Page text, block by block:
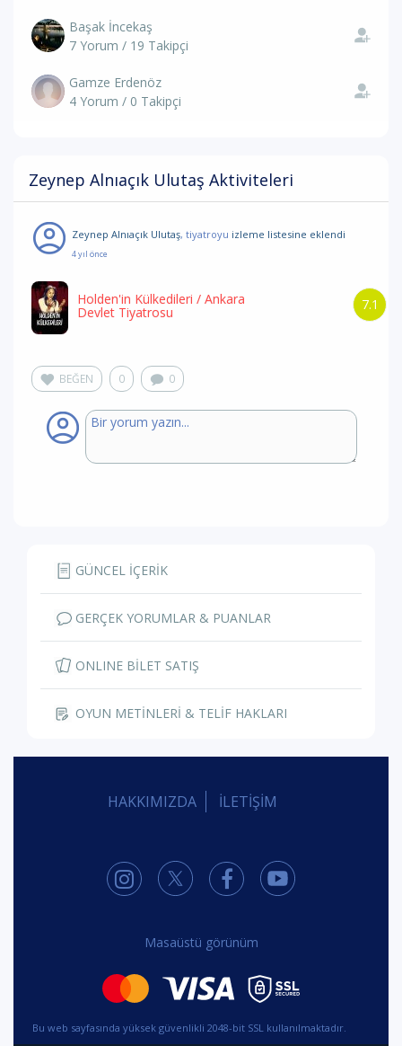
Başak İncekaş
7 Yorum / 19 Takipçi
Gamze Erdenöz
4 Yorum / 0 Takipçi
Zeynep Alnıaçık Ulutaş Aktiviteleri
Zeynep Alnıaçık Ulutaş, tiyatroyu izleme listesine eklendi
4 yıl önce
7.1
Holden'in Külkedileri / Ankara
Devlet Tiyatrosu
BEĞEN 0 0
GÜNCEL İÇERİK
GERÇEK YORUMLAR & PUANLAR
ONLINE BİLET SATIŞ
OYUN METİNLERİ & TELİF HAKLARI
HAKKIMIZDA İLETİŞİM
Masaüstü görünüm
Bu web sayfasında yüksek güvenlikli 2048-bit SSL kullanılmaktadır.